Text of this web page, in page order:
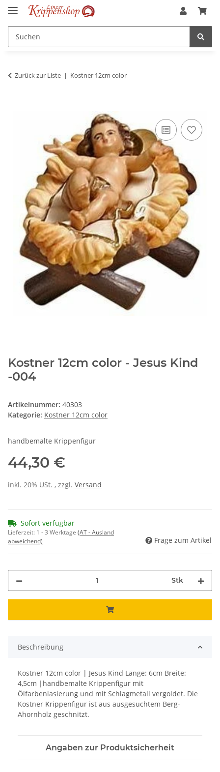
Zurück zur Liste Kostner 12cm color
Kostner 12cm color - Jesus Kind
-004
Artikelnummer: 40303
Kategorie: Kostner 12cm color
handbemalte Krippenfigur
44,30 €
inkl. 20% USt. , zzgl. Versand
Sofort verfügbar
Lieferzeit: 1 - 3 Werktage (AT - Ausland
abweichend)
Frage zum Artikel
Stk
Beschreibung
Kostner 12cm color | Jesus Kind Länge: 6cm Breite:
4,5cm |handbemalte Krippenfigur mit
Ölfarbenlasierung und mit Schlagmetall vergoldet. Die
Kostner Krippenfigur ist aus ausgesuchtem Berg-
Ahornholz geschnitzt.
Angaben zur Produktsicherheit